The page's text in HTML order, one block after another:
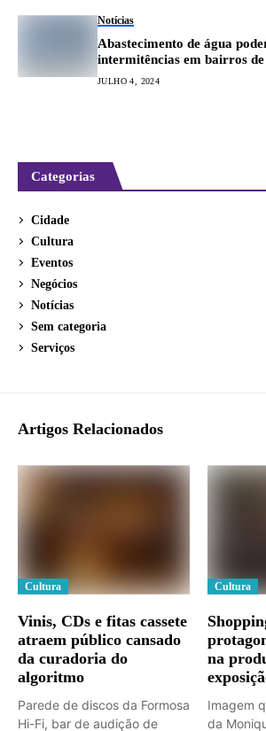
Notícias
Abastecimento de água
intermitências em bairros
JULHO 4, 2024
Categorias
Cidade
Cultura
Eventos
Negócios
Notícias
Sem categoria
Serviços
Artigos Relacionados
Cultura
Vinis, CDs e fitas cassete
atraem público cansado
da curadoria do
algoritmo
Parede de discos da Formosa
Hi-Fi, bar de audição de
Cultura
na
Imagem
da